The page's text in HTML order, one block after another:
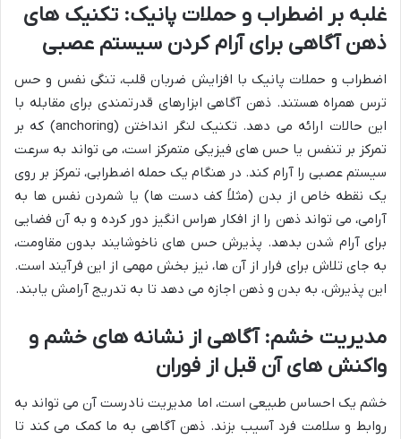
غلبه بر اضطراب و حملات پانیک: تکنیک های
ذهن آگاهی برای آرام کردن سیستم عصبی
اضطراب و حملات پانیک با افزایش ضربان قلب، تنگی نفس و حس
ترس همراه هستند. ذهن آگاهی ابزارهای قدرتمندی برای مقابله با
این حالات ارائه می دهد. تکنیک لنگر انداختن (anchoring) که بر
تمرکز بر تنفس یا حس های فیزیکی متمرکز است، می تواند به سرعت
سیستم عصبی را آرام کند. در هنگام یک حمله اضطرابی، تمرکز بر روی
یک نقطه خاص از بدن (مثلاً کف دست ها) یا شمردن نفس ها به
آرامی، می تواند ذهن را از افکار هراس انگیز دور کرده و به آن فضایی
برای آرام شدن بدهد. پذیرش حس های ناخوشایند بدون مقاومت،
به جای تلاش برای فرار از آن ها، نیز بخش مهمی از این فرآیند است.
این پذیرش، به بدن و ذهن اجازه می دهد تا به تدریج آرامش یابند.
مدیریت خشم: آگاهی از نشانه های خشم و
واکنش های آن قبل از فوران
خشم یک احساس طبیعی است، اما مدیریت نادرست آن می تواند به
روابط و سلامت فرد آسیب بزند. ذهن آگاهی به ما کمک می کند تا